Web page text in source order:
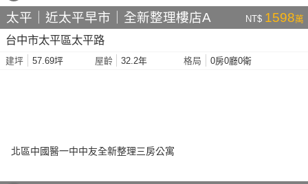
太平｜近太平早市｜全新整理樓店A NT$ 1598萬
台中市太平區太平路
建坪 57.69坪 屋齡 32.2年 格局 0房0廳0衛